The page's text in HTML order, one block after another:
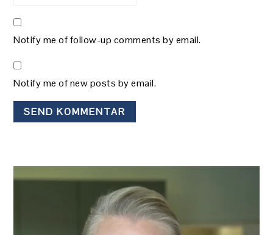
Notify me of follow-up comments by email.
Notify me of new posts by email.
PRIMÆR